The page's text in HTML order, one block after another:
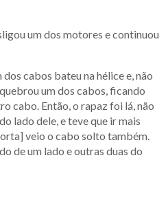
um dos motores e continuou
cabos bateu na hélice e, não
um dos cabos, ficando
cabo. Então, o rapaz foi lá, não
lado dele, e teve que ir mais
veio o cabo solto também.
de um lado e outras duas do